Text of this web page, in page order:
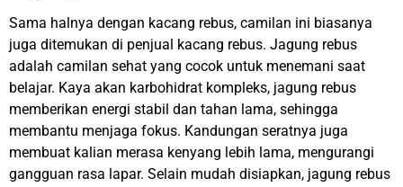
Sama halnya dengan kacang rebus, camilan ini biasanya
juga ditemukan di penjual kacang rebus. Jagung rebus
adalah camilan sehat yang cocok untuk menemani saat
belajar. Kaya akan karbohidrat kompleks, jagung rebus
memberikan energi stabil dan tahan lama, sehingga
membantu menjaga fokus. Kandungan seratnya juga
membuat kalian merasa kenyang lebih lama, mengurangi
gangguan rasa lapar. Selain mudah disiapkan, jagung rebus